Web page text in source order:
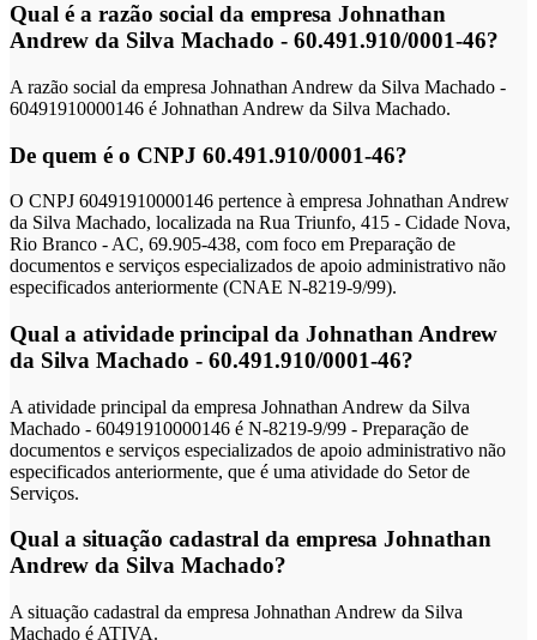
Qual é a razão social da empresa Johnathan
Andrew da Silva Machado - 60.491.910/0001-46?
A razão social da empresa Johnathan Andrew da Silva Machado -
60491910000146 é Johnathan Andrew da Silva Machado.
De quem é o CNPJ 60.491.910/0001-46?
O CNPJ 60491910000146 pertence à empresa Johnathan Andrew
da Silva Machado, localizada na Rua Triunfo, 415 - Cidade Nova,
Rio Branco - AC, 69.905-438, com foco em Preparação de
documentos e serviços especializados de apoio administrativo não
especificados anteriormente (CNAE N-8219-9/99).
Qual a atividade principal da Johnathan Andrew
da Silva Machado - 60.491.910/0001-46?
A atividade principal da empresa Johnathan Andrew da Silva
Machado - 60491910000146 é N-8219-9/99 - Preparação de
documentos e serviços especializados de apoio administrativo não
especificados anteriormente, que é uma atividade do Setor de
Serviços.
Qual a situação cadastral da empresa Johnathan
Andrew da Silva Machado?
A situação cadastral da empresa Johnathan Andrew da Silva
Machado é ATIVA.